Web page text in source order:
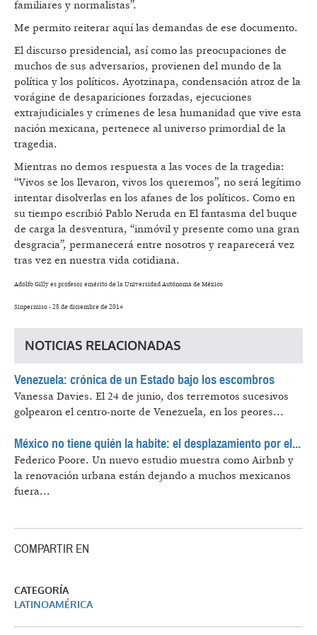
familiares y normalistas”.
Me permito reiterar aquí las demandas de ese documento.
El discurso presidencial, así como las preocupaciones de
muchos de sus adversarios, provienen del mundo de la
política y los políticos. Ayotzinapa, condensación atroz de la
vorágine de desapariciones forzadas, ejecuciones
extrajudiciales y crímenes de lesa humanidad que vive esta
nación mexicana, pertenece al universo primordial de la
tragedia.
Mientras no demos respuesta a las voces de la tragedia:
“Vivos se los llevaron, vivos los queremos”, no será legítimo
intentar disolverlas en los afanes de los políticos. Como en
su tiempo escribió Pablo Neruda en El fantasma del buque
de carga la desventura, “inmóvil y presente como una gran
desgracia”, permanecerá entre nosotros y reaparecerá vez
tras vez en nuestra vida cotidiana.
Adolfo Gilly es profesor emérito de la Universidad Autónoma de México
Sinpermiso - 28 de diciembre de 2014
NOTICIAS RELACIONADAS
Venezuela: crónica de un Estado bajo los escombros
Vanessa Davies. El 24 de junio, dos terremotos sucesivos
golpearon el centro-norte de Venezuela, en los peores...
México no tiene quién la habite: el desplazamiento por el...
Federico Poore. Un nuevo estudio muestra como Airbnb y
la renovación urbana están dejando a muchos mexicanos
fuera...
COMPARTIR EN
CATEGORÍA
LATINOAMÉRICA